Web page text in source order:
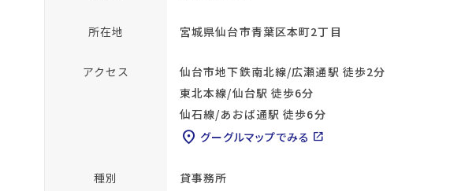
所在地 宮城県仙台市青葉区本町2丁目
アクセス
仙台市地下鉄南北線/広瀬通駅 徒歩2分
東北本線/仙台駅 徒歩6分
仙石線/あおば通駅 徒歩6分
location_on グーグルマップでみる open_in_new
種別 貸事務所